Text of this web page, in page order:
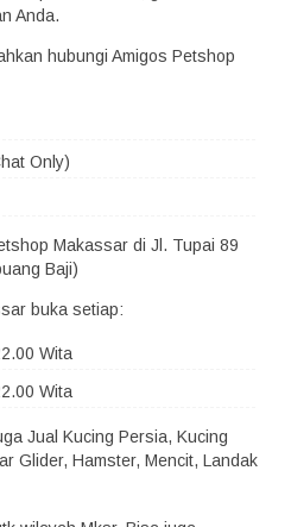
Anda.
hubungi Amigos Petshop
Only)
Makassar di Jl. Tupai 89
Baji)
buka setiap:
Wita
Wita
Jual Kucing Persia, Kucing
Glider, Hamster, Mencit, Landak